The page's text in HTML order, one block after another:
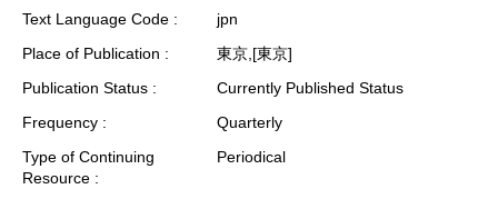
Text Language Code
jpn
Place of Publication
東京,[東京]
Publication Status
Currently Published Status
Frequency
Quarterly
Type of Continuing
Resource
Periodical